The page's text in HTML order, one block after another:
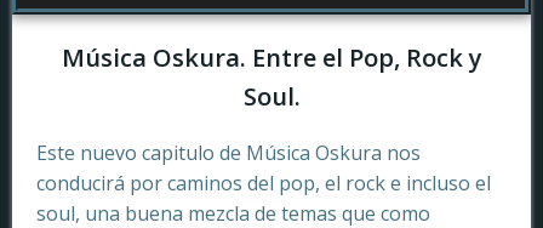
Música Oskura. Entre el Pop, Rock y
Soul.
Este nuevo capitulo de Música Oskura nos
conducirá por caminos del pop, el rock e incluso el
soul, una buena mezcla de temas que como